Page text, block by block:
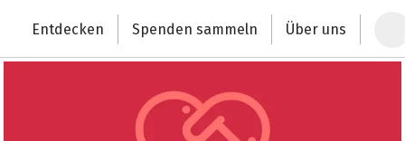
Deutschlands größte Spendenplattform
Entdecken Spenden sammeln Über uns